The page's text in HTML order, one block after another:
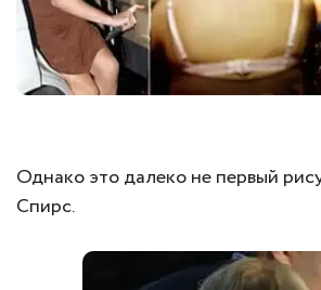
Однако это далеко не первый
Спирс.